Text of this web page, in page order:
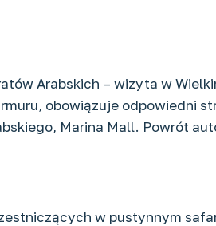
Arabskich – wizyta w
obowiązuje odpowiedni
Marina Mall. Powrót
w pustynnym